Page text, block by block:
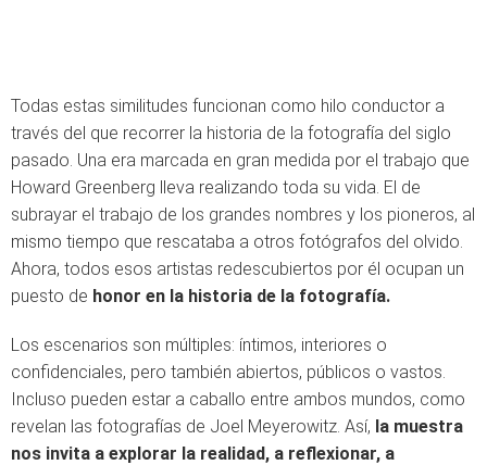
Todas estas similitudes funcionan como hilo conductor a
través del que recorrer la historia de la fotografía del siglo
pasado. Una era marcada en gran medida por el trabajo que
Howard Greenberg lleva realizando toda su vida. El de
subrayar el trabajo de los grandes nombres y los pioneros, al
mismo tiempo que rescataba a otros fotógrafos del olvido.
Ahora, todos esos artistas redescubiertos por él ocupan un
puesto de honor en la historia de la fotografía.
Los escenarios son múltiples: íntimos, interiores o
confidenciales, pero también abiertos, públicos o vastos.
Incluso pueden estar a caballo entre ambos mundos, como
revelan las fotografías de Joel Meyerowitz. Así, la muestra
nos invita a explorar la realidad, a reflexionar, a